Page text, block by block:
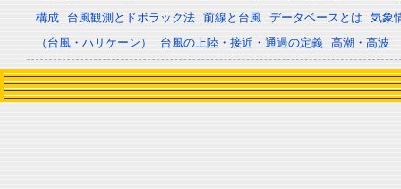
構成
台風観測とドボラック法 前線と台風 データベースとは
気象
（台風・ハリケーン）
台風の上陸・接近・通過の定義 高潮・高波